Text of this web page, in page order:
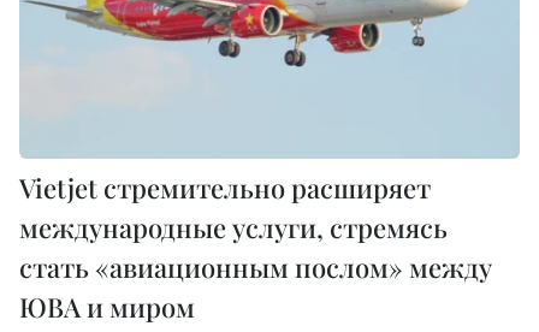
Vietjet стремительно расширяет
международные услуги, стремясь
стать «авиационным послом» между
ЮВА и миром